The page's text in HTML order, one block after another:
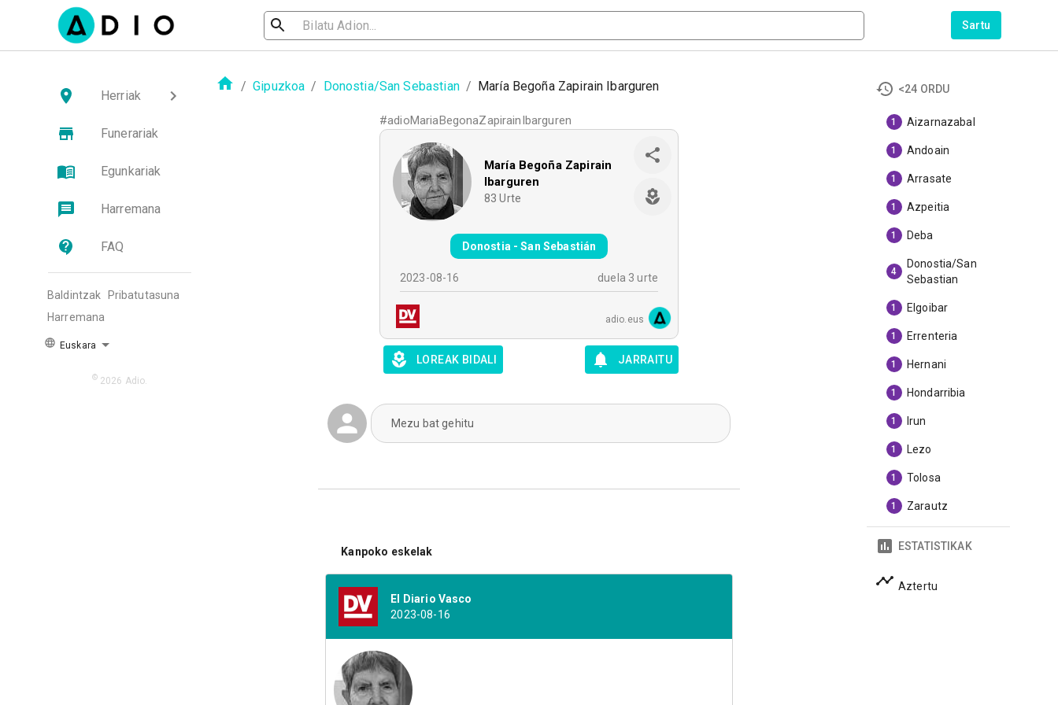
Sartu
Herriak
Funerariak
Egunkariak
Harremana
FAQ
Baldintzak
Pribatutasuna
Harremana
Euskara
© 2026 Adio.
/ Gipuzkoa / Donostia/San Sebastian / María Begoña Zapirain Ibarguren
#adioMariaBegonaZapirainIbarguren
María Begoña Zapirain
Ibarguren
83 Urte
Donostia - San Sebastián
2023-08-16 duela 3 urte
adio.eus
LOREAK BIDALI JARRAITU
Mezu bat gehitu
Kanpoko eskelak
El Diario Vasco
2023-08-16
<24 ORDU
1 Aizarnazabal
1 Andoain
1 Arrasate
1 Azpeitia
1 Deba
4
Donostia/San
Sebastian
1 Elgoibar
1 Errenteria
1 Hernani
1 Hondarribia
1 Irun
1 Lezo
1 Tolosa
1 Zarautz
ESTATISTIKAK
Aztertu